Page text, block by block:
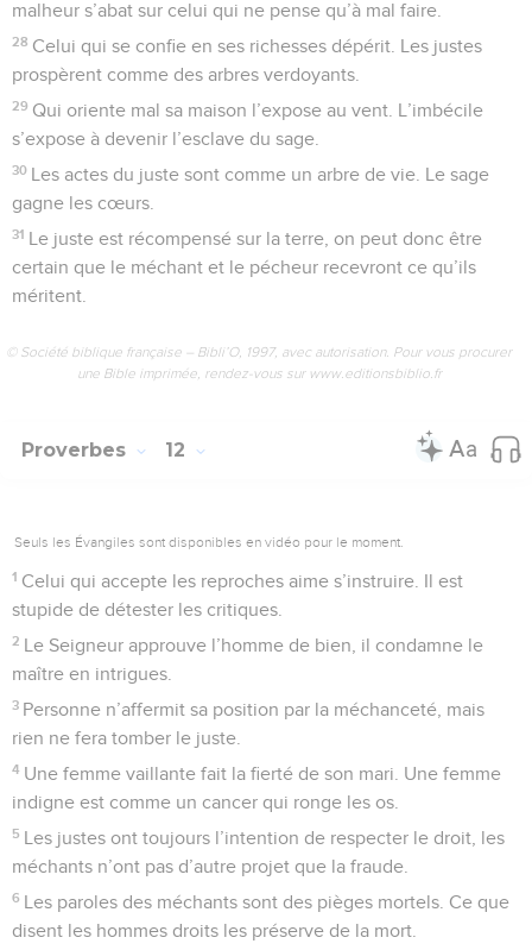
malheur s’abat sur celui qui ne pense qu’à mal faire.
28 Celui qui se confie en ses richesses dépérit. Les justes
prospèrent comme des arbres verdoyants.
29 Qui oriente mal sa maison l’expose au vent. L’imbécile
s’expose à devenir l’esclave du sage.
30 Les actes du juste sont comme un arbre de vie. Le sage
gagne les cœurs.
31 Le juste est récompensé sur la terre, on peut donc être
certain que le méchant et le pécheur recevront ce qu’ils
méritent.
© Société biblique française – Bibli’O, 1997, avec autorisation. Pour vous procurer
une Bible imprimée, rendez-vous sur www.editionsbiblio.fr
Proverbes 12
Seuls les Évangiles sont disponibles en vidéo pour le moment.
1 Celui qui accepte les reproches aime s’instruire. Il est
stupide de détester les critiques.
2 Le Seigneur approuve l’homme de bien, il condamne le
maître en intrigues.
3 Personne n’affermit sa position par la méchanceté, mais
rien ne fera tomber le juste.
4 Une femme vaillante fait la fierté de son mari. Une femme
indigne est comme un cancer qui ronge les os.
5 Les justes ont toujours l’intention de respecter le droit, les
méchants n’ont pas d’autre projet que la fraude.
6 Les paroles des méchants sont des pièges mortels. Ce que
disent les hommes droits les préserve de la mort.